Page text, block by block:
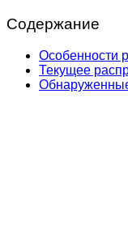
Содержание
Особенности
Текущее